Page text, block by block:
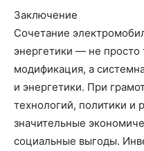
Заключение
Сочетание
энергетики — не просто
модификация, а
и энергетики. При
технологий, политики и
значительные
социальные выгоды.